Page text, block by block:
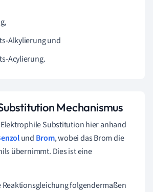
Alkylierung und
Acylierung.
Mechanismus
Substitution hier anhand
und Brom, wobei das Brom die
übernimmt. Dies ist eine
Reaktionsgleichung folgendermaßen